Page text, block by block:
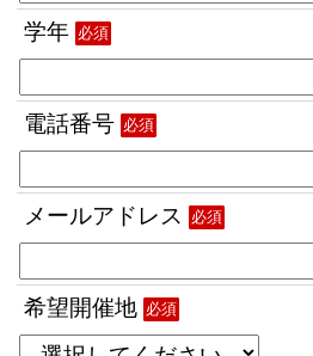
学年 必須
電話番号 必須
メールアドレス 必須
希望開催地 必須